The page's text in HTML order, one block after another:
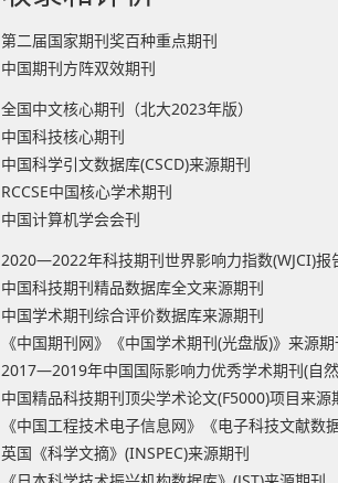
第二届国家期刊奖百种重点期刊
中国期刊方阵双效期刊
全国中文核心期刊（北大2023年版）
中国科技核心期刊
中国科学引文数据库(CSCD)来源期刊
RCCSE中国核心学术期刊
中国计算机学会会刊
2020—2022年科技期刊世界影响力指数(WJCI)报
中国科技期刊精品数据库全文来源期刊
中国学术期刊综合评价数据库来源期刊
《中国期刊网》《中国学术期刊(光盘版)》来源期
2017—2019年中国国际影响力优秀学术期刊(自
中国精品科技期刊顶尖学术论文(F5000)项目来源
《中国工程技术电子信息网》《电子科技文献数
英国《科学文摘》(INSPEC)来源期刊